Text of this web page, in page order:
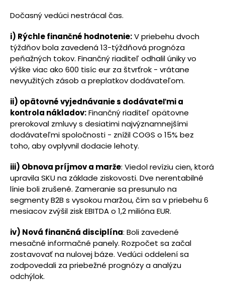
Dočasný vedúci nestrácal čas.
i) Rýchle finančné hodnotenie:V priebehu dvoch
týždňov bola zavedená 13-týždňová prognóza
peňažných tokov. Finančný riaditeľ odhalil úniky vo
výške viac ako 600 tisíc eur za štvrťrok - vrátane
nevyužitých zásob a preplatkov dodávateľom.
ii) opätovné vyjednávanie s dodávateľmi a
kontrola nákladov:Finančný riaditeľ opätovne
prerokoval zmluvy s desiatimi najvýznamnejšími
dodávateľmi spoločnosti - znížil COGS o 15% bez
toho, aby ovplyvnil dodacie lehoty.
iii) Obnova príjmov a marže: Viedol revíziu cien, ktorá
upravila SKU na základe ziskovosti. Dve nerentabilné
línie boli zrušené. Zameranie sa presunulo na
segmenty B2B s vysokou maržou, čím sa v priebehu 6
mesiacov zvýšil zisk EBITDA o 1,2 milióna EUR.
iv) Nová finančná disciplína: Boli zavedené
mesačné informačné panely. Rozpočet sa začal
zostavovať na nulovej báze. Vedúci oddelení sa
zodpovedali za priebežné prognózy a analýzu
odchýlok.